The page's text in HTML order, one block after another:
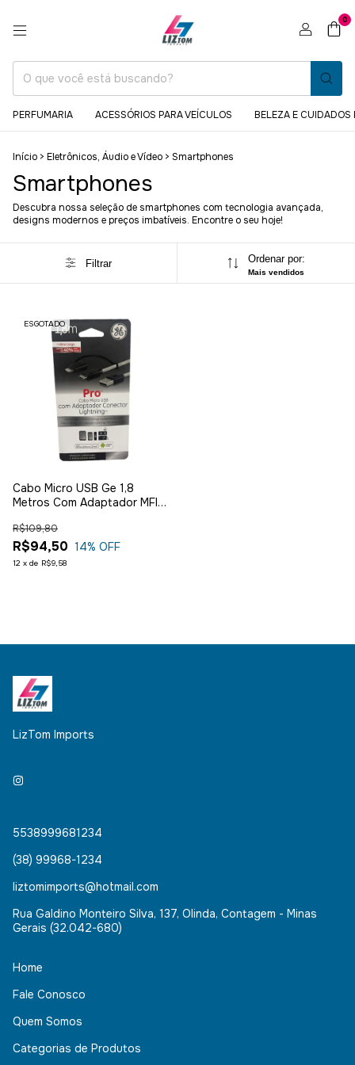
0
PERFUMARIA ACESSÓRIOS PARA VEÍCULOS BELEZA E CUIDADOS
Início > Eletrônicos, Áudio e Vídeo > Smartphones
Smartphones
Descubra nossa seleção de smartphones com tecnologia avançada,
designs modernos e preços imbatíveis. Encontre o seu hoje!
Filtrar Ordenar por:
Mais vendidos
ESGOTADO
Cabo Micro USB Ge 1,8
Metros Com Adaptador MFI
R$94,50
R$109,80
14% OFF
12 x de R$9,58
LizTom Imports
5538999681234
(38) 99968-1234
liztomimports@hotmail.com
Rua Galdino Monteiro Silva, 137, Olinda, Contagem - Minas
Gerais (32.042-680)
Home
Fale Conosco
Quem Somos
Categorias de Produtos